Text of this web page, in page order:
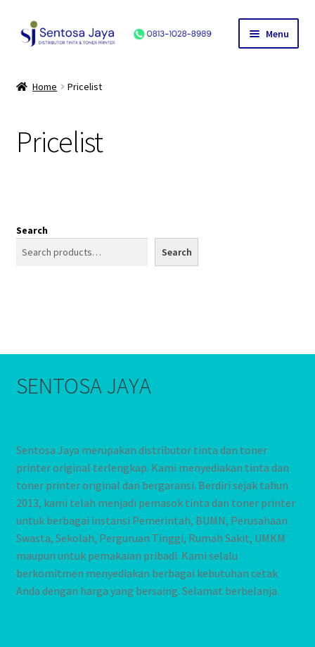
Skip
to
Skip
to
Menu
HP
Hubungi Kami
Home Pricelist
Pricelist
Search
Search
SENTOSA JAYA
Sentosa Jaya merupakan distributor tinta dan toner
printer original terlengkap. Kami menyediakan tinta dan
toner printer original dan bergaransi. Berdiri sejak tahun
2013, kami telah menjadi pemasok tinta dan toner printer
untuk berbagai instansi Pemerintah, BUMN, Perusahaan
Swasta, Sekolah, Perguruan Tinggi, Rumah Sakit, UMKM
maupun untuk pemakaian pribadi. Kami selalu
berkomitmen menyediakan berbagai kebutuhan cetak
Anda dengan harga yang bersaing. Selamat berbelanja.